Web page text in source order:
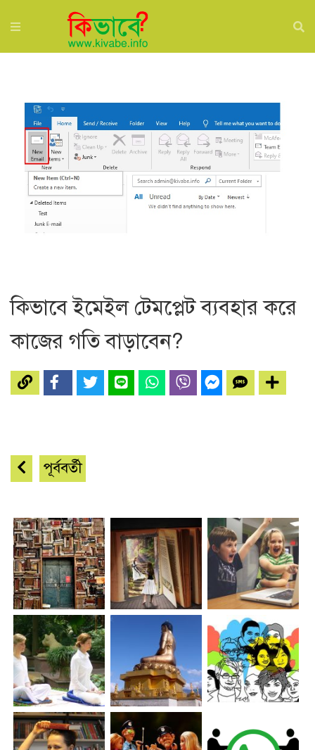
কিভাবে ইমেইল টেমপ্লেট ব্যবহার করে
কাজের গতি বাড়াবেন?
পূর্ববর্তী